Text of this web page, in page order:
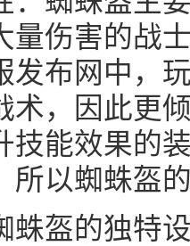
量伤害的战
发布网中，
术，因此更
技能效果的
所以蜘蛛盔
蛛盔的独特